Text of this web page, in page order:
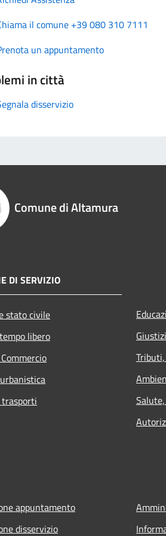
il comune +39 080 310 7111
un appuntamento
in città
disservizio
Comune di Altamura
DI SERVIZIO
stato civile
libero
appuntamento
disservizio